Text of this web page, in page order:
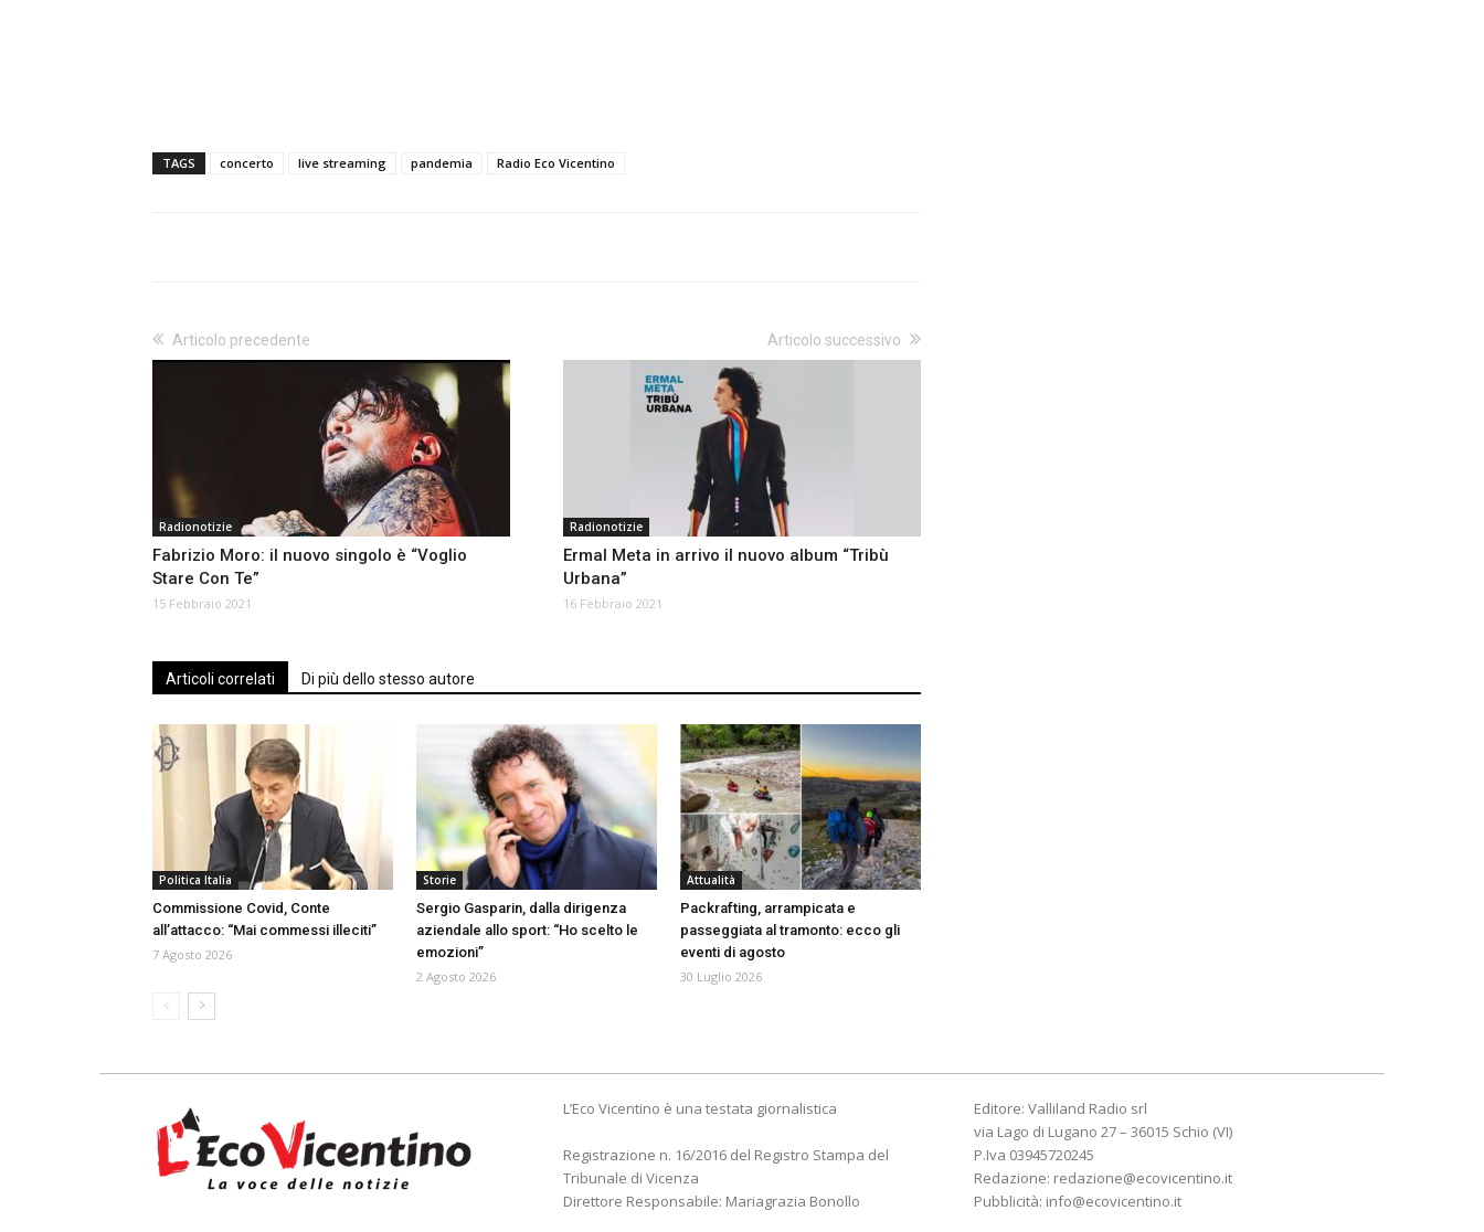
TAGS concerto live streaming pandemia Radio Eco Vicentino
Articolo precedente
Radionotizie
Fabrizio Moro: il nuovo singolo è “Voglio
Stare Con Te”
15 Febbraio 2021
Articolo successivo
Radionotizie
Ermal Meta in arrivo il nuovo album “Tribù
Urbana”
16 Febbraio 2021
Articoli correlati Di più dello stesso autore
Politica Italia
Commissione Covid, Conte
all’attacco: “Mai commessi illeciti”
7 Agosto 2026
Storie
Sergio Gasparin, dalla dirigenza
aziendale allo sport: “Ho scelto le
emozioni”
2 Agosto 2026
Attualità
Packrafting, arrampicata e
passeggiata al tramonto: ecco gli
eventi di agosto
30 Luglio 2026
L’Eco Vicentino è una testata giornalistica
Registrazione n. 16/2016 del Registro Stampa del
Tribunale di Vicenza
Direttore Responsabile: Mariagrazia Bonollo
Editore: Valliland Radio srl
via Lago di Lugano 27 – 36015 Schio (VI)
P.Iva 03945720245
Redazione: redazione@ecovicentino.it
Pubblicità: info@ecovicentino.it